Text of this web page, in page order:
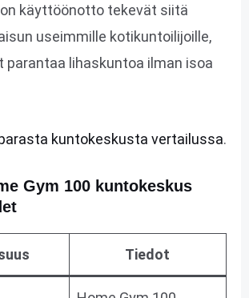
käyttöönotto tekevät siitä
useimmille kotikuntoilijoille,
parantaa lihaskuntoa ilman isoa
kuntokeskusta vertailussa.
Gym 100 kuntokeskus
Tiedot